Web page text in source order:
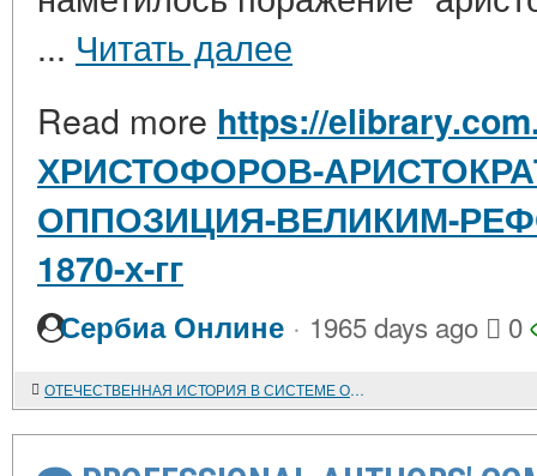
... Читать далее
Read more https://
ХРИСТОФОРОВ-
ОППОЗИЦИЯ-ВЕЛИКИМ-
1870-х-гг
Сербиа Онлине · 1965 days ago 0
ОТЕЧЕСТВЕННАЯ ИСТОРИЯ В СИСТЕМЕ ОБЩЕСТВЕННО-ПОЛИТИЧЕСКИХ ВЗГЛЯДОВ К. Н. ЛЕОНТЬЕВА